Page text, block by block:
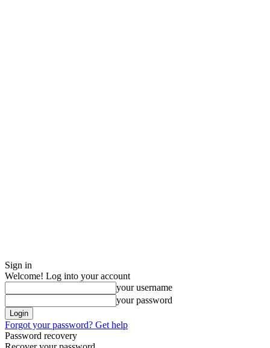
Sign in
Welcome! Log into your account
your username
your password
Forgot your password? Get help
Password recovery